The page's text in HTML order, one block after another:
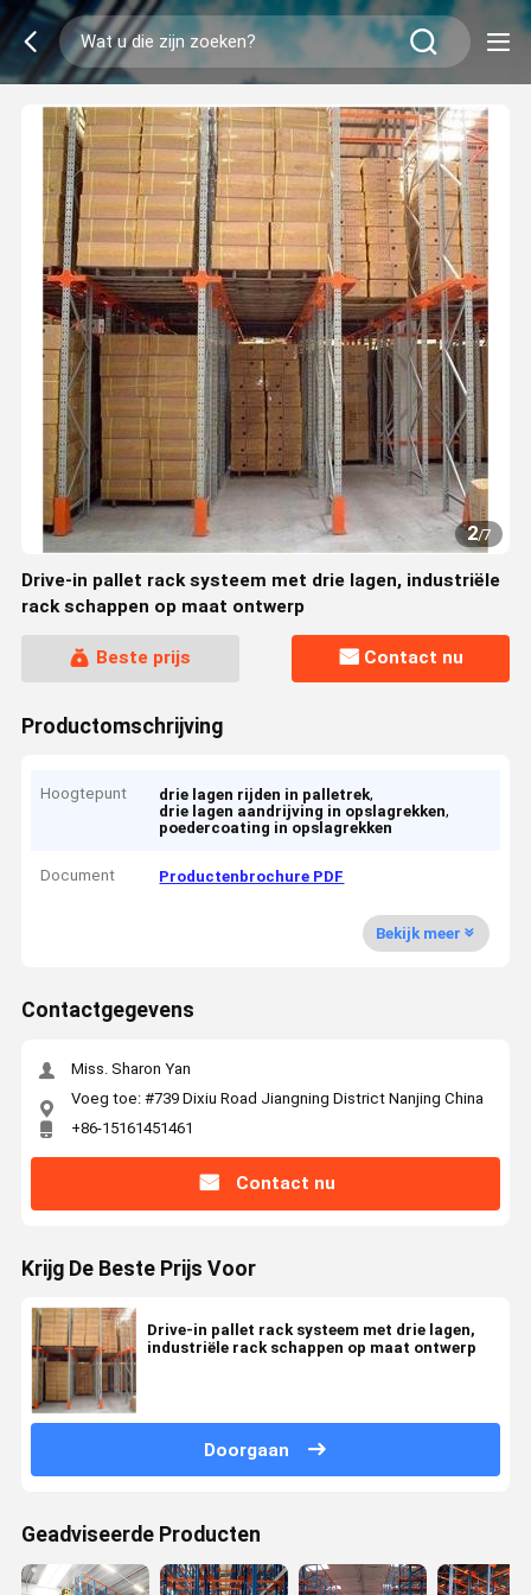
2/7
Drive-in pallet rack systeem met drie lagen, industriële
rack schappen op maat ontwerp
Beste prijs Contact nu
Productomschrijving
Hoogtepunt drie lagen rijden in palletrek,
drie lagen aandrijving in opslagrekken,
poedercoating in opslagrekken
Document Productenbrochure PDF
Bekijk meer
Contactgegevens
Miss. Sharon Yan
Voeg toe: #739 Dixiu Road Jiangning District Nanjing China
+86-15161451461
Contact nu
Krijg De Beste Prijs Voor
Drive-in pallet rack systeem met drie lagen,
industriële rack schappen op maat ontwerp
Doorgaan
Geadviseerde Producten